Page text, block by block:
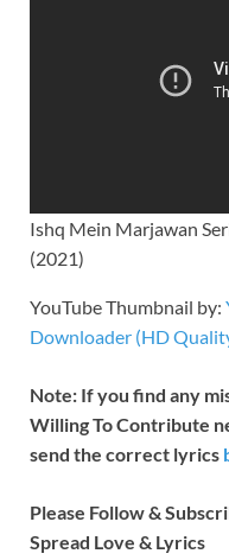
Ishq Mein Marjawan
(2021)
YouTube Thumbnail by:
Downloader (HD
Note: If you find any
Willing To Contribute
send the correct lyrics
Please Follow &
Spread Love & Lyrics